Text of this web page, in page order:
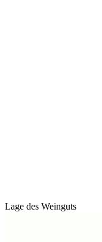
Lage des Weinguts